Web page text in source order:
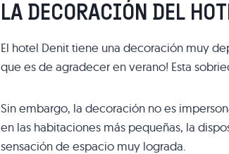
LA DECORACIÓN DEL
El hotel Denit tiene una decoración muy
que es de agradecer en verano! Esta
Sin embargo, la decoración no es
en las habitaciones más pequeñas, la
sensación de espacio muy lograda.